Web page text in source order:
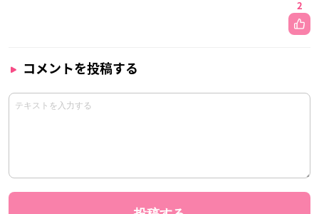
2
コメントを投稿する